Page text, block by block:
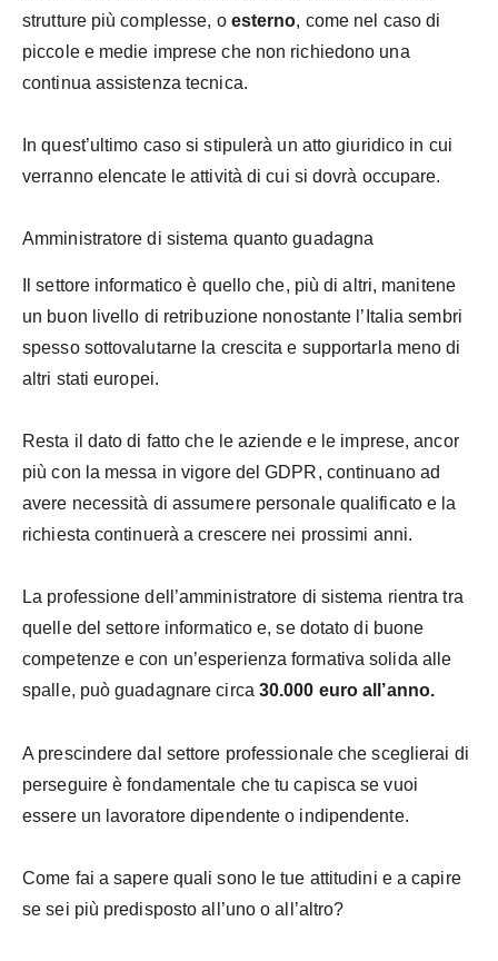
strutture più complesse, o esterno, come nel caso di
piccole e medie imprese che non richiedono una
continua assistenza tecnica.
In quest’ultimo caso si stipulerà un atto giuridico in cui
verranno elencate le attività di cui si dovrà occupare.
Amministratore di sistema quanto guadagna
Il settore informatico è quello che, più di altri, manitene
un buon livello di retribuzione nonostante l’Italia sembri
spesso sottovalutarne la crescita e supportarla meno di
altri stati europei.
Resta il dato di fatto che le aziende e le imprese, ancor
più con la messa in vigore del GDPR, continuano ad
avere necessità di assumere personale qualificato e la
richiesta continuerà a crescere nei prossimi anni.
La professione dell’amministratore di sistema rientra tra
quelle del settore informatico e, se dotato di buone
competenze e con un’esperienza formativa solida alle
spalle, può guadagnare circa 30.000 euro all’anno.
A prescindere dal settore professionale che sceglierai di
perseguire è fondamentale che tu capisca se vuoi
essere un lavoratore dipendente o indipendente.
Come fai a sapere quali sono le tue attitudini e a capire
se sei più predisposto all’uno o all’altro?